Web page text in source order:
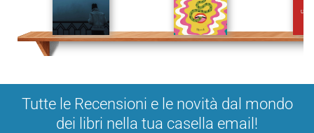
Tutte le Recensioni e le novità dal mondo
dei libri nella tua casella email!